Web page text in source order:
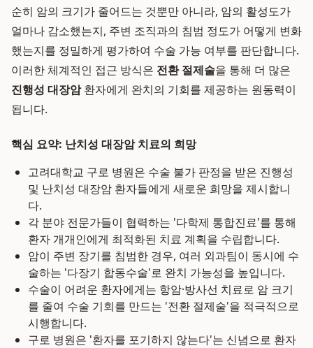
순히 암의 크기가 줄어드는 것뿐만 아니라, 암의 활성도가
얼마나 감소했는지, 주변 조직과의 침범 정도가 어떻게 변화
했는지를 정밀하게 평가하여 수술 가능 여부를 판단합니다.
이러한 체계적인 접근 방식은 전환 절제술을 통해 더 많은
진행성 대장암환자에게 완치의 기회를 제공하는 원동력이
됩니다.
핵심 요약: 난치성 대장암 치료의 희망
고려대학교 구로 병원은 수술 불가 판정을 받은 진행성
및 난치성 대장암 환자들에게 새로운 희망을 제시합니
다.
각 분야 전문가들이 협력하는 '다학제 통합진료'를 통해
환자 개개인에게 최적화된 치료 계획을 수립합니다.
암이 주변 장기를 침범한 경우, 여러 외과팀이 동시에 수
술하는 '다장기 합동수술'로 완치 가능성을 높입니다.
수술이 어려운 환자에게는 항암·방사선 치료로 암 크기
를 줄여 수술 기회를 만드는 '전환 절제술'을 적극적으로
시행합니다.
구로 병원은 '환자를 포기하지 않는다'는 신념으로 환자